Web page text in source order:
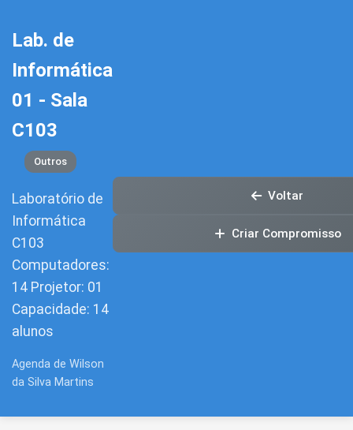
Lab. de
Informática
01 - Sala
C103
Outros
Laboratório de
Informática
C103
Computadores:
14 Projetor: 01
Capacidade: 14
alunos
Agenda de Wilson
da Silva Martins
Voltar
Criar Compromisso